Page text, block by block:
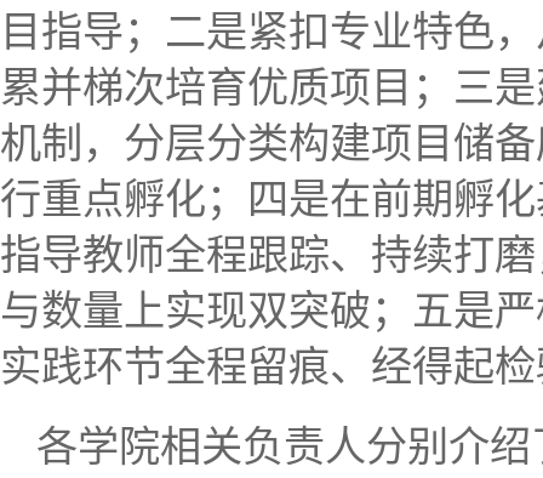
目指导；二是紧扣专业特色
累并梯次培育优质项目；三
机制，分层分类构建项目储
行重点孵化；四是在前期孵
指导教师全程跟踪、持续打
与数量上实现双突破；五是
实践环节全程留痕、经得起
各学院相关负责人分别介